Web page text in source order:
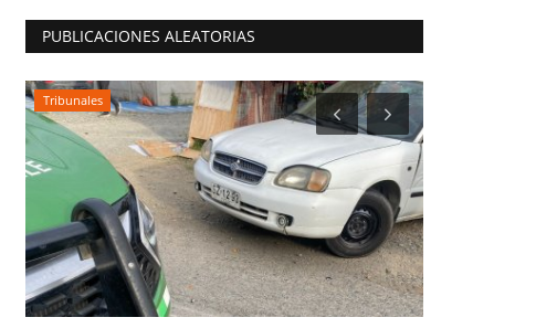
PUBLICACIONES ALEATORIAS
Tribunales